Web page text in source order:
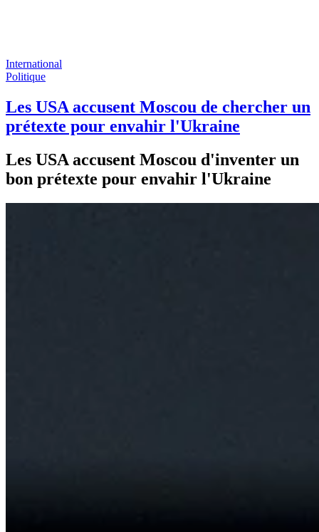
International
Politique
Les USA accusent Moscou de chercher un
prétexte pour envahir l'Ukraine
Les USA accusent Moscou d'inventer un
bon prétexte pour envahir l'Ukraine